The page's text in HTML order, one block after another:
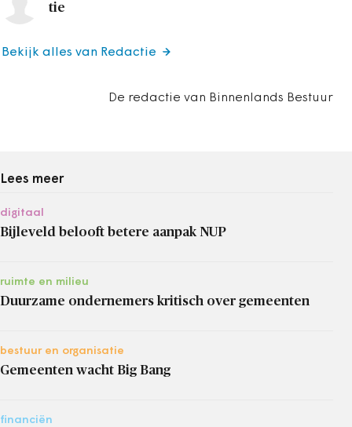
tie
De redactie van Binnenlands Bestuur
Bekijk alles van Redactie
Lees meer
digitaal
Bijleveld belooft betere aanpak NUP
ruimte en milieu
Duurzame ondernemers kritisch over gemeenten
bestuur en organisatie
Gemeenten wacht Big Bang
financiën